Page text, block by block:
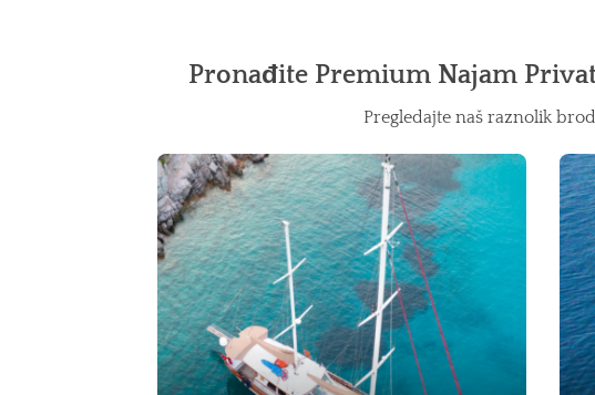
Pronađite Premium Najam
Pregledajte naš raznolik